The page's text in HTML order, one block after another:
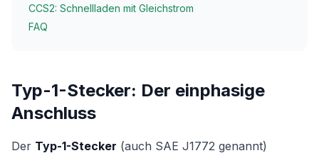
CCS2: Schnellladen mit Gleichstrom
FAQ
Typ-1-Stecker: Der einphasige
Anschluss
Der Typ-1-Stecker (auch SAE J1772 genannt)